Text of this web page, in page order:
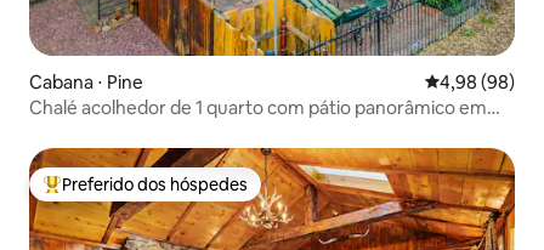
Cabana ⋅ Pine 4,98 de uma
4,98 (98)
Chalé acolhedor de 1 quarto com pátio panorâmico em
Entre os melhores preferidos dos hóspedes
Preferido dos hóspedes